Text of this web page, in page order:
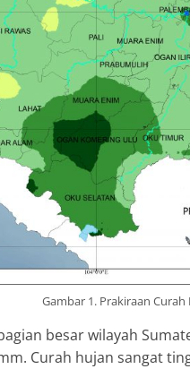
Gambar 1. Prakiraan
besar wilayah
Curah hujan sangat